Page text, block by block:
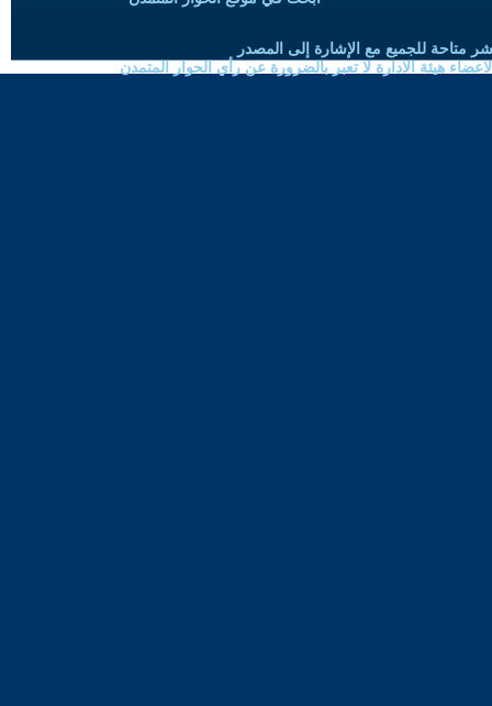
متاحة للجميع مع الإشارة إلى المصدر
هيئة الادارة لا تعبر بالضرورة عن رأي الحوار المتمدن